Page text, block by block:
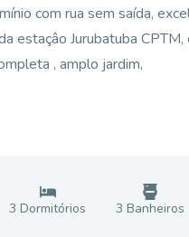
com rua sem saída,
estaçâo Jurubatuba
, amplo jardim,
3 Dormitórios 3 Banheiros